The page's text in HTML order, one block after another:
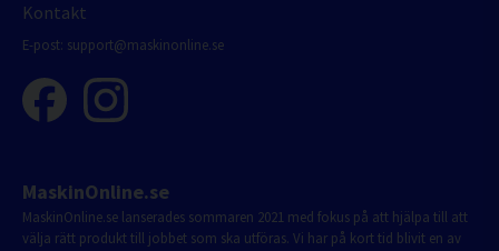
Kontakt
E-post: support@maskinonline.se
MaskinOnline.se
MaskinOnline.se lanserades sommaren 2021 med fokus på att hjälpa till att
välja rätt produkt till jobbet som ska utföras. Vi har på kort tid blivit en av